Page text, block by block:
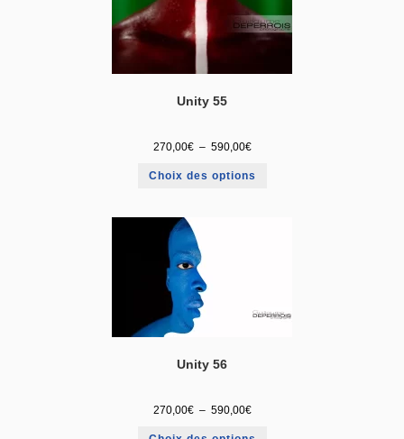
Unity 55
270,00€ – 590,00€
Choix des options
Unity 56
270,00€ – 590,00€